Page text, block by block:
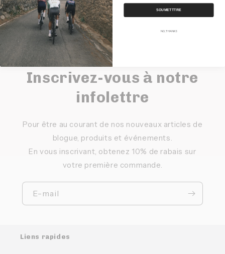
Inscrivez-vous à notre
infolettre
Pour être au courant de nos nouveaux articles de
blogue, produits et événements.
En vous inscrivant, obtenez 10% de rabais sur
votre première commande.
E-mail
Liens rapides
SOUMETTTRE
NO, THANKS